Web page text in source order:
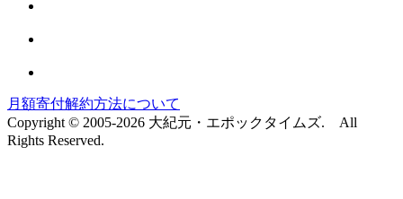
月額寄付解約方法について
Copyright © 2005-2026 大紀元・エポックタイムズ. All
Rights Reserved.